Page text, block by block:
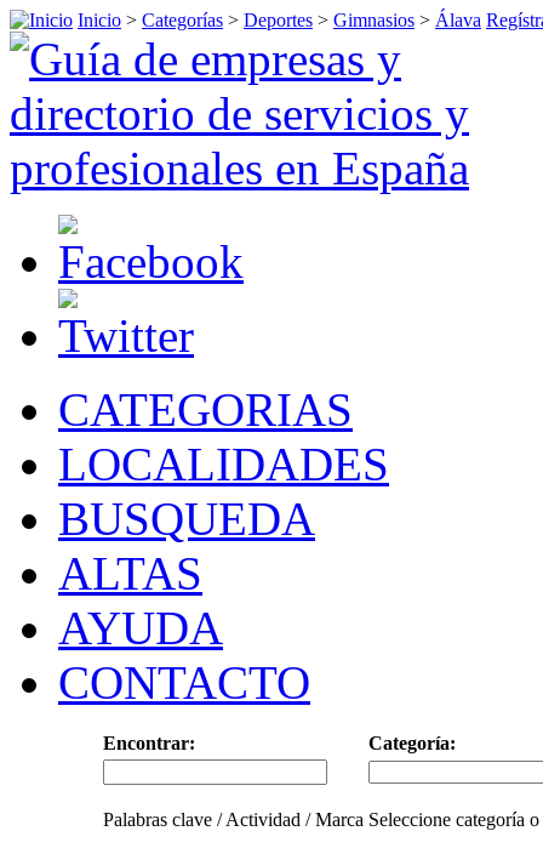
Inicio > Categorías > Deportes > Gimnasios > Álava
CATEGORIAS
LOCALIDADES
BUSQUEDA
ALTAS
AYUDA
CONTACTO
Encontrar: Categoría:
Palabras clave / Actividad / Marca Seleccione categoría